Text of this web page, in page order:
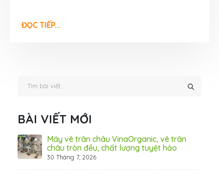
ĐỌC TIẾP...
BÀI VIẾT MỚI
Máy vê trân châu VinaOrganic, vê trân
châu tròn đều, chất lượng tuyệt hảo
30 Tháng 7, 2026